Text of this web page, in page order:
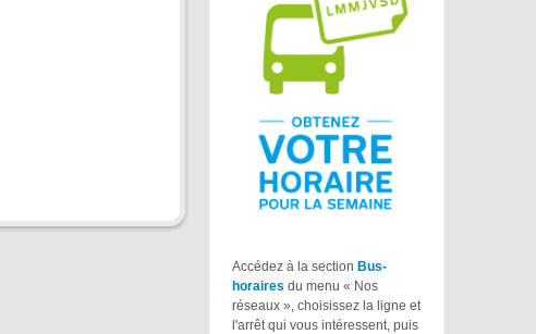
Accédez à la section Bus-
horaires du menu « Nos
réseaux », choisissez la ligne et
l'arrêt qui vous intéressent, puis